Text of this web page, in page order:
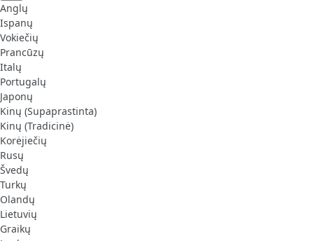
Anglų
Ispanų
Vokiečių
Prancūzų
Italų
Portugalų
Japonų
Kinų (Supaprastinta)
Kinų (Tradicinė)
Korėjiečių
Rusų
Švedų
Turkų
Olandų
Lietuvių
Graikų